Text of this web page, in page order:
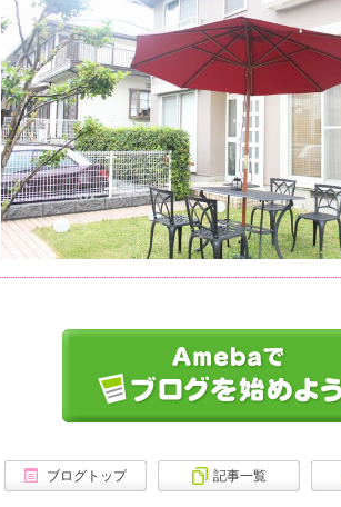
ブログトップ 記事一覧